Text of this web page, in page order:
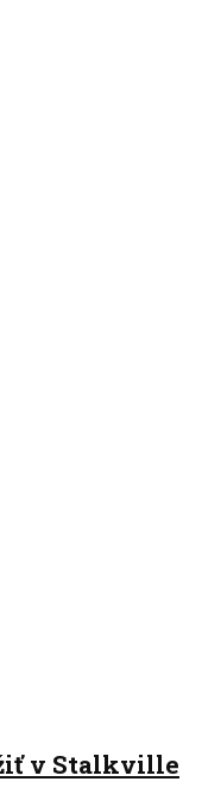
v Stalkville